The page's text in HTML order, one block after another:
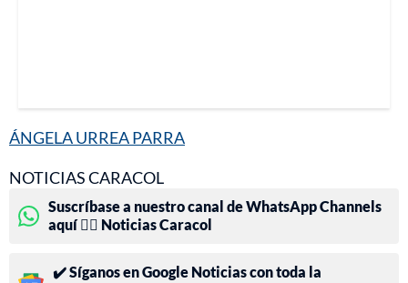
ÁNGELA URREA PARRA
NOTICIAS CARACOL
Suscríbase a nuestro canal de WhatsApp Channels
aquí 👉🏻 Noticias Caracol
✔️ Síganos en Google Noticias con toda la